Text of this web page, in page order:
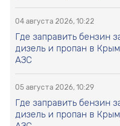
04 августа 2026, 10:22
Где заправить бензин
дизель и пропан в
АЗС
05 августа 2026, 10:29
Где заправить бензин
дизель и пропан в